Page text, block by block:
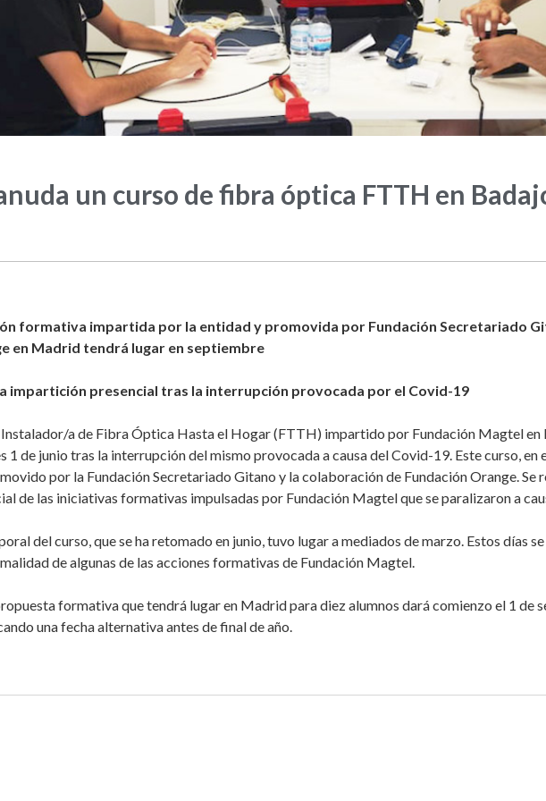
un curso de fibra óptica FTTH en
formativa impartida por la entidad y promovida por Fundación Secretariado
en Madrid tendrá lugar en septiembre
impartición presencial tras la interrupción provocada por el Covid-19
Instalador/a de Fibra Óptica Hasta el Hogar (FTTH) impartido por Fundación Magtel en
1 de junio tras la interrupción del mismo provocada a causa del Covid-19. Este curso, en
por la Fundación Secretariado Gitano y la colaboración de Fundación Orange. Se
de las iniciativas formativas impulsadas por Fundación Magtel que se paralizaron a
del curso, que se ha retomado en junio, tuvo lugar a mediados de marzo. Estos días
de algunas de las acciones formativas de Fundación Magtel.
formativa que tendrá lugar en Madrid para diez alumnos dará comienzo el 1 de
una fecha alternativa antes de final de año.